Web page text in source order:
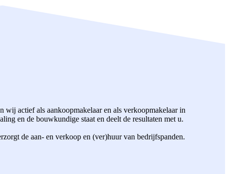
actief als aankoopmakelaar en als verkoopmakelaar in
en de bouwkundige staat en deelt de resultaten met u.
de aan- en verkoop en (ver)huur van bedrijfspanden.